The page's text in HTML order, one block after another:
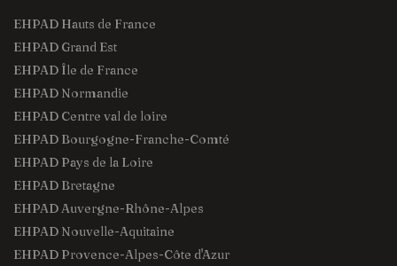
EHPAD Hauts de France
EHPAD Grand Est
EHPAD Île de France
EHPAD Normandie
EHPAD Centre val de loire
EHPAD Bourgogne-Franche-Comté
EHPAD Pays de la Loire
EHPAD Bretagne
EHPAD Auvergne-Rhône-Alpes
EHPAD Nouvelle-Aquitaine
EHPAD Provence-Alpes-Côte d'Azur